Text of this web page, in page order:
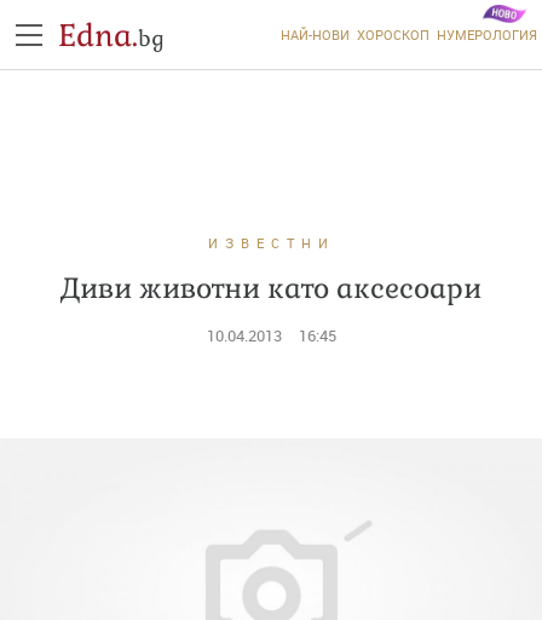
Edna.bg НАЙ-НОВИ ХОРОСКОП НУМЕРОЛОГИЯ
ИЗВЕСТНИ
Диви животни като аксесоари
10.04.2013 16:45